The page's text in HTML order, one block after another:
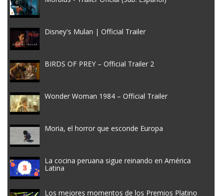
Disney's Mulan | Official Trailer
BIRDS OF PREY – Official Trailer 2
Wonder Woman 1984 – Official Trailer
Moria, el horror que esconde Europa
La cocina peruana sigue reinando en América
Latina
Los mejores momentos de los Premios Platino